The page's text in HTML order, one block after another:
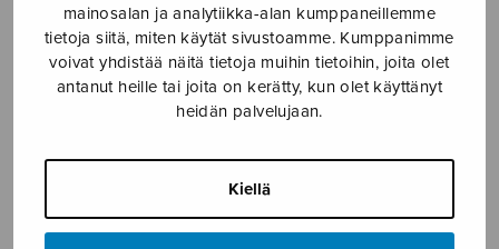
mainosalan ja analytiikka-alan kumppaneillemme
tietoja siitä, miten käytät sivustoamme. Kumppanimme
voivat yhdistää näitä tietoja muihin tietoihin, joita olet
antanut heille tai joita on kerätty, kun olet käyttänyt
heidän palvelujaan.
Kiellä
Chydenius Kaj